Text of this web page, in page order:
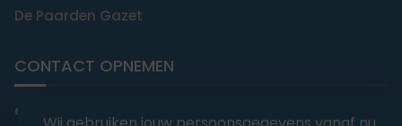
De Paarden Gazet
CONTACT OPNEMEN
editorial@equmedia.be